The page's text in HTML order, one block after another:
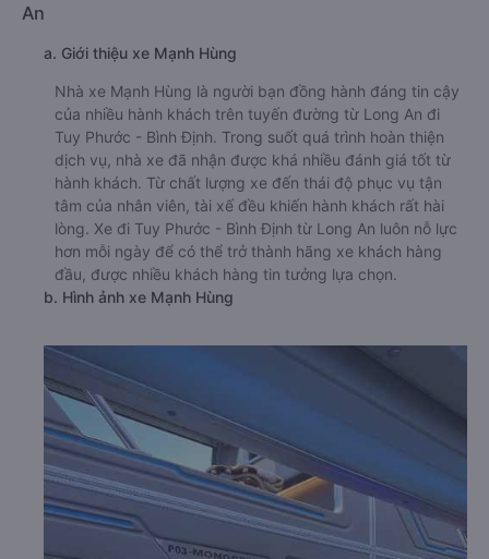
An
a. Giới thiệu xe Mạnh Hùng
Nhà xe Mạnh Hùng là người bạn đồng hành đáng tin cậy
của nhiều hành khách trên tuyến đường từ Long An đi
Tuy Phước - Bình Định. Trong suốt quá trình hoàn thiện
dịch vụ, nhà xe đã nhận được khá nhiều đánh giá tốt từ
hành khách. Từ chất lượng xe đến thái độ phục vụ tận
tâm của nhân viên, tài xế đều khiến hành khách rất hài
lòng. Xe đi Tuy Phước - Bình Định từ Long An luôn nỗ lực
hơn mỗi ngày để có thể trở thành hãng xe khách hàng
đầu, được nhiều khách hàng tin tưởng lựa chọn.
b. Hình ảnh xe Mạnh Hùng